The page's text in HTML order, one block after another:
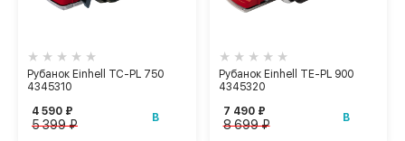
Рубанок Einhell TC-PL 750
4345310
4 590 ₽
5 399 ₽ В
Рубанок Einhell TE-PL 900
4345320
7 490 ₽
8 699 ₽ В